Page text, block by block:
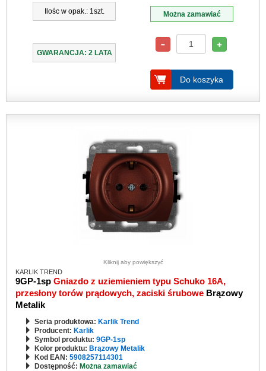
Ilośc w opak.: 1szt.
GWARANCJA: 2 LATA
Można zamawiać
Do koszyka
Kliknij aby powiększyć
KARLIK TREND
9GP-1sp Gniazdo z uziemieniem typu Schuko 16A,
przesłony torów prądowych, zaciski śrubowe Brązowy
Metalik
Seria produktowa: Karlik Trend
Producent: Karlik
Symbol produktu: 9GP-1sp
Kolor produktu: Brązowy Metalik
Kod EAN: 5908257114301
Dostępność: Można zamawiać